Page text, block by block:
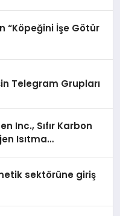
“Köpeğini İşe Götür
Telegram Grupları
Inc., Sıfır Karbon
Isıtma
sektörüne giriş